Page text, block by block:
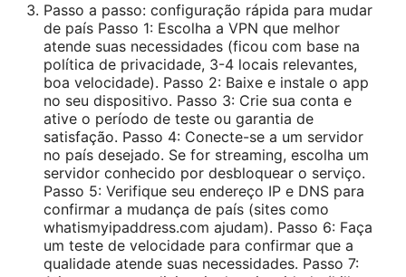
Passo a passo: configuração rápida para mudar
de país Passo 1: Escolha a VPN que melhor
atende suas necessidades (ficou com base na
política de privacidade, 3-4 locais relevantes,
boa velocidade). Passo 2: Baixe e instale o app
no seu dispositivo. Passo 3: Crie sua conta e
ative o período de teste ou garantia de
satisfação. Passo 4: Conecte-se a um servidor
no país desejado. Se for streaming, escolha um
servidor conhecido por desbloquear o serviço.
Passo 5: Verifique seu endereço IP e DNS para
confirmar a mudança de país (sites como
whatismyipaddress.com ajudam). Passo 6: Faça
um teste de velocidade para confirmar que a
qualidade atende suas necessidades. Passo 7: